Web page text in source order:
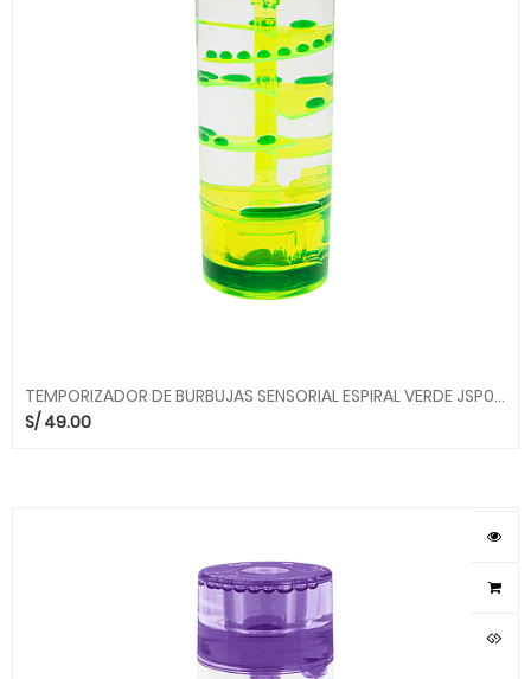
TEMPORIZADOR DE BURBUJAS SENSORIAL ESPIRAL VERDE JSP017 ALEGRIA
S/49.00